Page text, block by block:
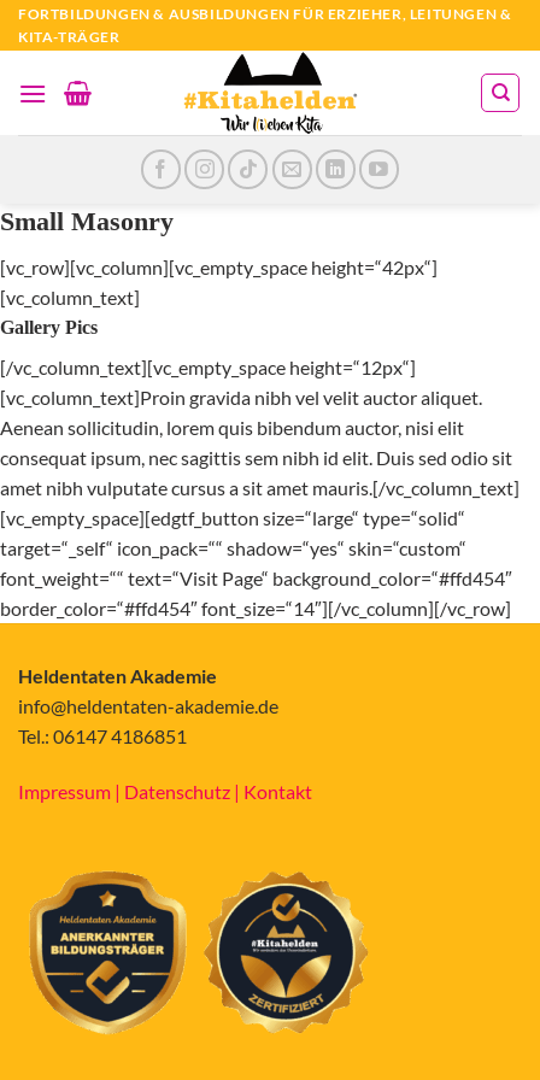
Zum
Inhalt
FORTBILDUNGEN & AUSBILDUNGEN FÜR ERZIEHER, LEITUNGEN &
KITA-TRÄGER
Small Masonry
[vc_row][vc_column][vc_empty_space height=“42px“]
[vc_column_text]
Gallery Pics
[/vc_column_text][vc_empty_space height=“12px“]
[vc_column_text]Proin gravida nibh vel velit auctor aliquet.
Aenean sollicitudin, lorem quis bibendum auctor, nisi elit
consequat ipsum, nec sagittis sem nibh id elit. Duis sed odio sit
amet nibh vulputate cursus a sit amet mauris.[/vc_column_text]
[vc_empty_space][edgtf_button size=“large“ type=“solid“
target=“_self“ icon_pack=““ shadow=“yes“ skin=“custom“
font_weight=““ text=“Visit Page“ background_color=“#ffd454″
border_color=“#ffd454″ font_size=“14″][/vc_column][/vc_row]
Heldentaten Akademie
info@heldentaten-akademie.de
Tel.: 06147 4186851
Impressum | Datenschutz | Kontakt